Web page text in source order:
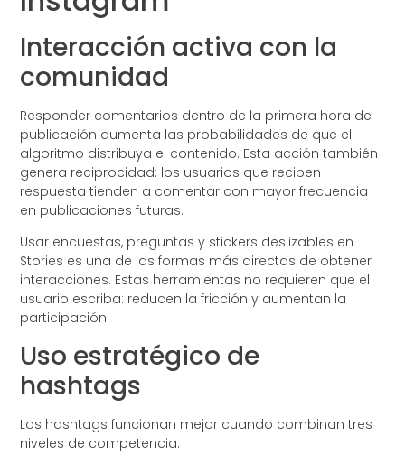
Interacción activa con la
comunidad
Responder comentarios dentro de la primera hora de
publicación aumenta las probabilidades de que el
algoritmo distribuya el contenido. Esta acción también
genera reciprocidad: los usuarios que reciben
respuesta tienden a comentar con mayor frecuencia
en publicaciones futuras.
Usar encuestas, preguntas y stickers deslizables en
Stories es una de las formas más directas de obtener
interacciones. Estas herramientas no requieren que el
usuario escriba: reducen la fricción y aumentan la
participación.
Uso estratégico de
hashtags
Los hashtags funcionan mejor cuando combinan tres
niveles de competencia: